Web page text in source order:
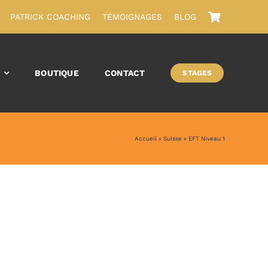
PATRICK COACHING TÉMOIGNAGES BLOG
BOUTIQUE CONTACT STAGES
Accueil » Suisse » EFT Niveau 1